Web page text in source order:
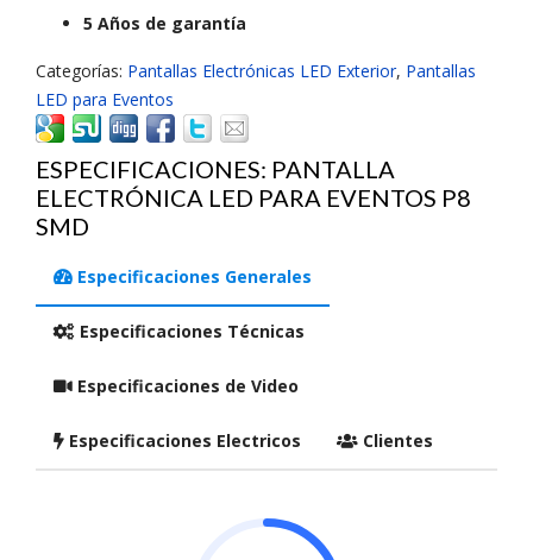
5 Años de garantía
Categorías: Pantallas Electrónicas LED Exterior, Pantallas
LED para Eventos
ESPECIFICACIONES: PANTALLA
ELECTRÓNICA LED PARA EVENTOS P8
SMD
Especificaciones Generales
Especificaciones Técnicas
Especificaciones de Video
Especificaciones Electricos Clientes